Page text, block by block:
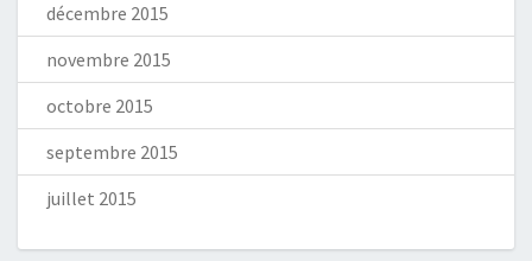
décembre 2015
novembre 2015
octobre 2015
septembre 2015
juillet 2015